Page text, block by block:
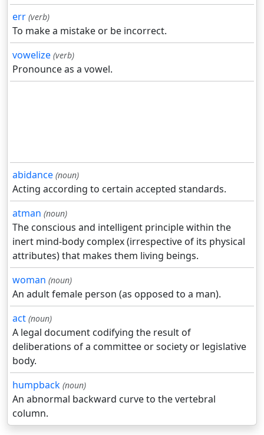
err (verb)
To make a mistake or be incorrect.
vowelize (verb)
Pronounce as a vowel.
abidance (noun)
Acting according to certain accepted standards.
atman (noun)
The conscious and intelligent principle within the
inert mind-body complex (irrespective of its physical
attributes) that makes them living beings.
woman (noun)
An adult female person (as opposed to a man).
act (noun)
A legal document codifying the result of
deliberations of a committee or society or legislative
body.
humpback (noun)
An abnormal backward curve to the vertebral
column.